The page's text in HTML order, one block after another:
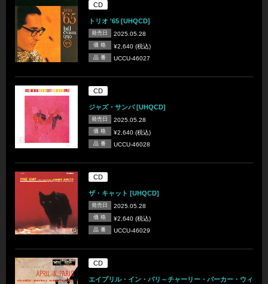
CD
トリオ '65 [UHQCD]
発売日 2025.05.28
価 格 ¥2,640 (税込)
品 番 UCCU-46027
CD
ジャズ・サンバ [UHQCD]
発売日 2025.05.28
価 格 ¥2,640 (税込)
品 番 UCCU-46028
CD
ザ・キャット [UHQCD]
発売日 2025.05.28
価 格 ¥2,640 (税込)
品 番 UCCU-46029
CD
エイプリル・イン・パリ～チャーリー・パーカー・ウィ